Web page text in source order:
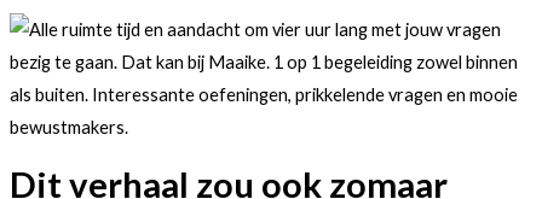
Dit verhaal zou ook zomaar